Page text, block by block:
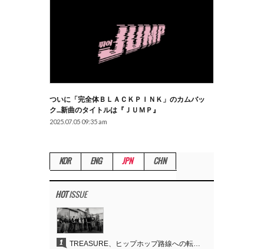
ついに「完全体ＢＬＡＣＫＰＩＮＫ」のカムバッ
ク…新曲のタイトルは『ＪＵＭＰ』
2025.07.05 09:35 am
KOR ENG JPN CHN
HOTISSUE
1 TREASURE、ヒップホップ路線への転換が的中…デビュー6周年でさらなる飛躍